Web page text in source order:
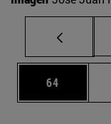
Página
64